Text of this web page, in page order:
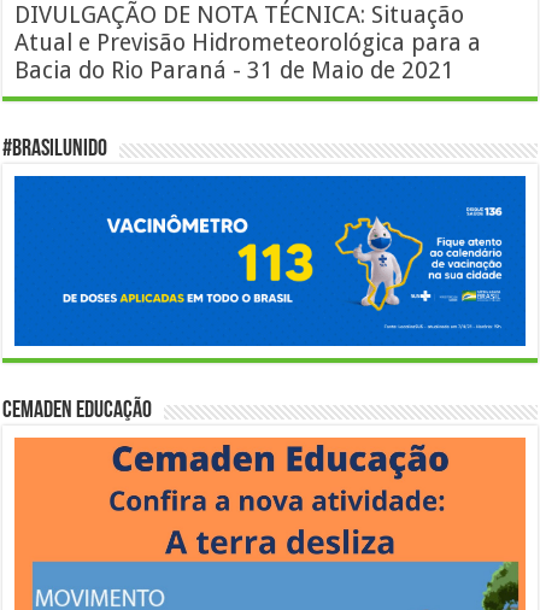
DIVULGAÇÃO DE NOTA TÉCNICA: Situação
Atual e Previsão Hidrometeorológica para a
Bacia do Rio Paraná - 31 de Maio de 2021
#BrasilUnido
Cemaden Educação